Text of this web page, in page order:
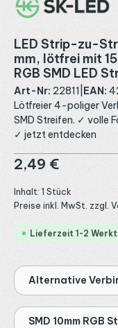
LED Strip-zu-
mm, lötfrei mit
RGB SMD LED
Art-Nr: 22811 EAN:
Lötfreier 4-poliger
SMD Streifen. ✓ volle
✓ jetzt entdecken
Regulärer Preis:
2,49 €
Inhalt: 1 Stück
Preise inkl. MwSt. zzgl.
Lieferzeit 1-2
Alternative
SMD 10mm RGB